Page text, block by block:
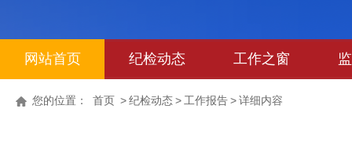
网站首页 纪检动态 工作之窗
您的位置： 首页 >纪检动态> 工作报告>详细内容